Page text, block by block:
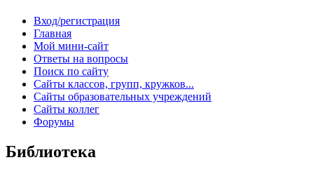
Вход/регистрация
Главная
Мой мини-сайт
Ответы на вопросы
Поиск по сайту
Сайты классов, групп, кружков...
Сайты образовательных учреждений
Сайты коллег
Форумы
Библиотека